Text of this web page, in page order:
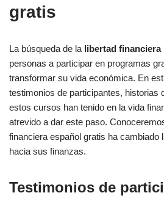
gratis
La búsqueda de la libertad financiera
personas a participar en programas
transformar su vida económica. En
testimonios de participantes, historias
estos cursos han tenido en la vida
atrevido a dar este paso.
financiera español gratis ha cambiado
hacia sus finanzas.
Testimonios de